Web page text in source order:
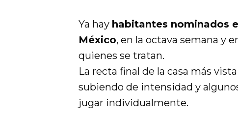
Ya hay habitantes nominados
México, en la octava semana y
quienes se tratan.
La recta final de la casa más
subiendo de intensidad y
jugar individualmente.